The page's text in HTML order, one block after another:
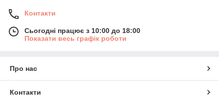
Контакти
Сьогодні працює з 10:00 до 18:00
Показати весь графік роботи
Про нас
Контакти